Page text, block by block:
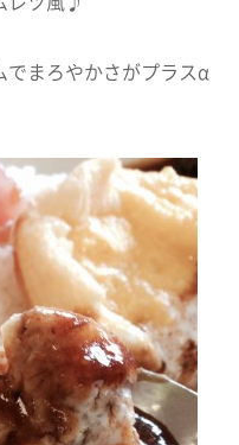
まろやかさがプラスα